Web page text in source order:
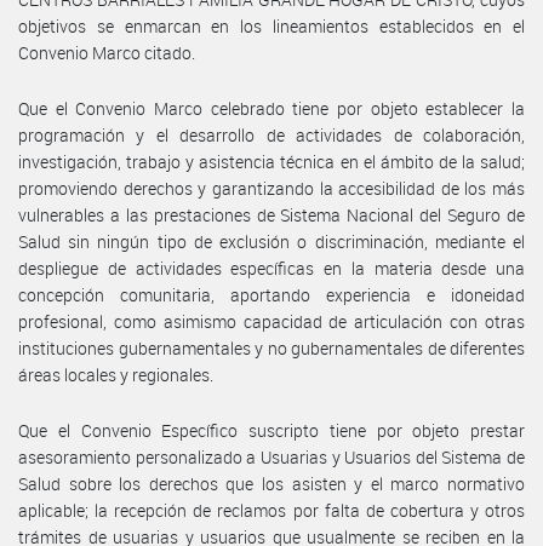
objetivos se enmarcan en los lineamientos establecidos en el
Convenio Marco citado.
Que el Convenio Marco celebrado tiene por objeto establecer la
programación y el desarrollo de actividades de colaboración,
investigación, trabajo y asistencia técnica en el ámbito de la salud;
promoviendo derechos y garantizando la accesibilidad de los más
vulnerables a las prestaciones de Sistema Nacional del Seguro de
Salud sin ningún tipo de exclusión o discriminación, mediante el
despliegue de actividades específicas en la materia desde una
concepción comunitaria, aportando experiencia e idoneidad
profesional, como asimismo capacidad de articulación con otras
instituciones gubernamentales y no gubernamentales de diferentes
áreas locales y regionales.
Que el Convenio Específico suscripto tiene por objeto prestar
asesoramiento personalizado a Usuarias y Usuarios del Sistema de
Salud sobre los derechos que los asisten y el marco normativo
aplicable; la recepción de reclamos por falta de cobertura y otros
trámites de usuarias y usuarios que usualmente se reciben en la